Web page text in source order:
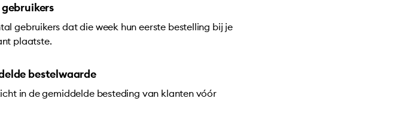
gebruikers dat die week hun eerste bestelling bij je
plaatste.
bestelwaarde
in de gemiddelde besteding van klanten vóór